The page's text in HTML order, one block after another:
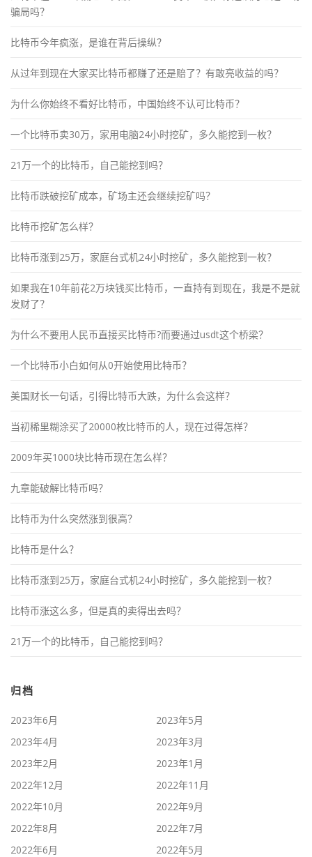
骗局吗？
比特币今年疯涨，是谁在背后操纵？
从过年到现在大家买比特币都赚了还是赔了？有敢亮收益的吗？
为什么你始终不看好比特币，中国始终不认可比特币？
一个比特币卖30万，家用电脑24小时挖矿，多久能挖到一枚？
21万一个的比特币，自己能挖到吗？
比特币跌破挖矿成本，矿场主还会继续挖矿吗？
比特币挖矿怎么样？
比特币涨到25万，家庭台式机24小时挖矿，多久能挖到一枚？
如果我在10年前花2万块钱买比特币，一直持有到现在，我是不是就
发财了？
为什么不要用人民币直接买比特币?而要通过usdt这个桥梁？
一个比特币小白如何从0开始使用比特币？
美国财长一句话，引得比特币大跌，为什么会这样？
当初稀里糊涂买了20000枚比特币的人，现在过得怎样？
2009年买1000块比特币现在怎么样？
九章能破解比特币吗？
比特币为什么突然涨到很高？
比特币是什么？
比特币涨到25万，家庭台式机24小时挖矿，多久能挖到一枚？
比特币涨这么多，但是真的卖得出去吗？
21万一个的比特币，自己能挖到吗？
归档
2023年6月
2023年5月
2023年4月
2023年3月
2023年2月
2023年1月
2022年12月
2022年11月
2022年10月
2022年9月
2022年8月
2022年7月
2022年6月
2022年5月